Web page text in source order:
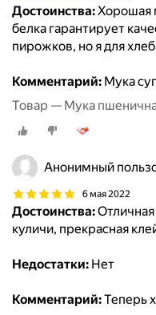
Достоинства:Хорошая
белка гарантирует
пирожков, но я для
Комментарий: Мука
Товар — Мука
Анонимный
6 мая 2022
Достоинства:Отличная
куличи, прекрасная
Недостатки: Нет
Комментарий:Теперь